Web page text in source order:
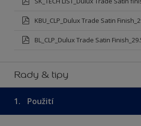
KBU_CLP_Dulux Trade Satin
BL_CLP_Dulux Trade Satin
Rady & tipy
1. Použití